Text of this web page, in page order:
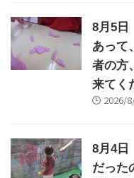
8月5
あって
者の方
来てく
2026/
8月4
だった